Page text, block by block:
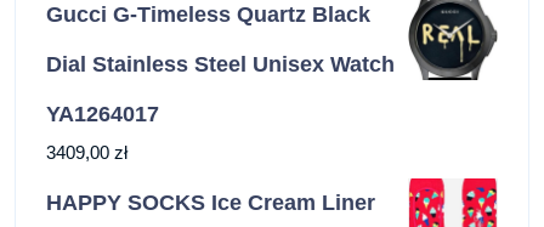
Gucci G-Timeless Quartz Black
Dial Stainless Steel Unisex Watch
YA1264017
3409,00 zł
HAPPY SOCKS Ice Cream Liner